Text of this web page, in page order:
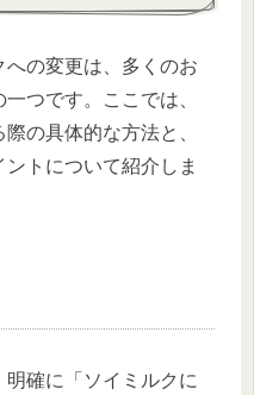
の変更は、多くのお
つです。ここでは、
の具体的な方法と、
トについて紹介しま
明確に「ソイミルクに